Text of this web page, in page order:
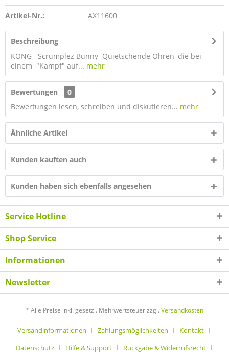
Artikel-Nr.: AX11600
Beschreibung
KONG Scrumplez Bunny Quietschende Ohren, die bei
einem "Kampf" auf... mehr
Bewertungen
0
Bewertungen lesen, schreiben und diskutieren... mehr
Ähnliche Artikel
Kunden kauften auch
Kunden haben sich ebenfalls angesehen
Service Hotline
Shop Service
Informationen
Newsletter
* Alle Preise inkl. gesetzl. Mehrwertsteuer zzgl. Versandkosten
Versandinformationen Zahlungsmöglichkeiten
Kontakt
Datenschutz
Hilfe & Support Rückgabe & Widerrufsrecht